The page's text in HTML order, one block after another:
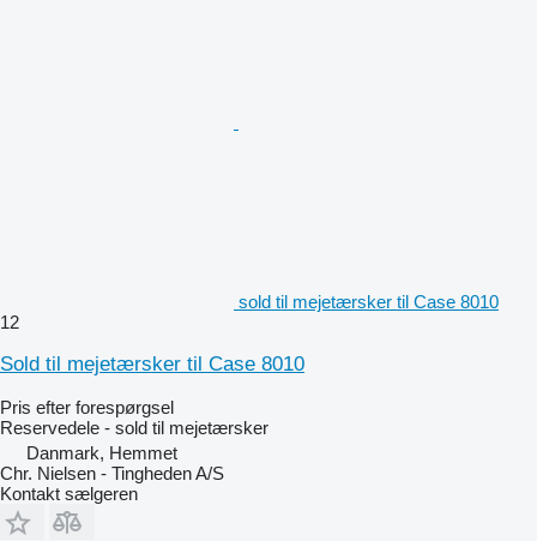
sold til mejetærsker til Case 8010
12
Sold til mejetærsker til Case 8010
Pris efter forespørgsel
Reservedele - sold til mejetærsker
Danmark, Hemmet
Chr. Nielsen - Tingheden A/S
Kontakt sælgeren